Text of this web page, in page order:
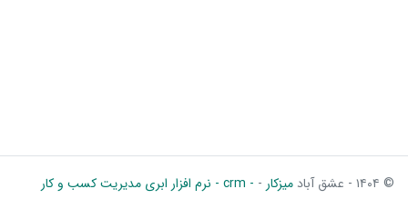
© ۱۴۰۴ - عشق آباد میزکار - - crm - نرم افزار ابری مدیریت کسب و کار